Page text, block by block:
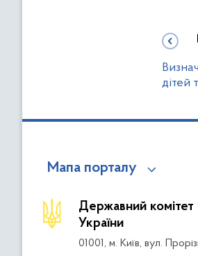
дітей
Мапа порталу
Державний комітет
України
01001, м. Київ, вул.